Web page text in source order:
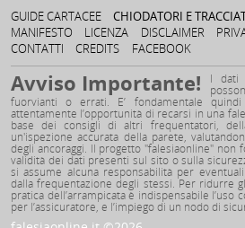
GUIDE CARTACEE CHIODATORI E
MANIFESTO
LICENZA DISCLAIMER
CONTATTI
CREDITS FACEBOOK
Avviso Importante! I dati
fuorvianti o errati. E’ fondamentale quindi
attentamente l’opportunità di recarsi in una
base dei consigli di altri frequentatori,
un'ispezione accurata della parete,
degli ancoraggi. Il progetto "falesiaonline" non
validità dei dati presenti sul sito o sulla
si assume alcuna responsabilità per
dalla frequentazione degli stessi. Per ridurre
pratica dell’arrampicata è indispensabile l’uso
per l’assicuratore, e l’impiego di un nodo di